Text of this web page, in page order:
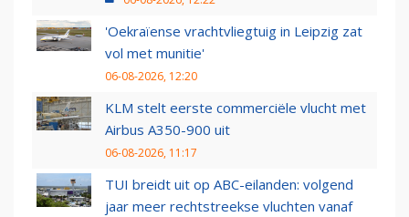
'Oekraïense vrachtvliegtuig in Leipzig zat
vol met munitie'
06-08-2026, 12:20
KLM stelt eerste commerciële vlucht met
Airbus A350-900 uit
06-08-2026, 11:17
TUI breidt uit op ABC-eilanden: volgend
jaar meer rechtstreekse vluchten vanaf